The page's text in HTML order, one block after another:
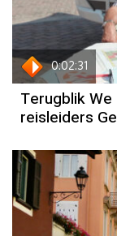
0:02:31
Terugblik
reisleiders